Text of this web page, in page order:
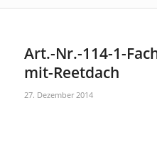
Art.-Nr.-114-1-
mit-Reetdach
27. Dezember 2014